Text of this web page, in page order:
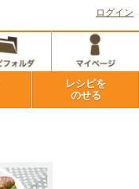
ログイン
レシピを
のせる